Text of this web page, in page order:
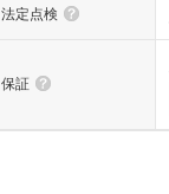
法定点検
保証